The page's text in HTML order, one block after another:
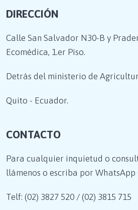
DIRECCIÓN
Calle San Salvador N30-B y
Ecomédica, 1.er Piso.
Detrás del ministerio de
Quito - Ecuador.
CONTACTO
Para cualquier inquietud o
llámenos o escriba por WhatsApp
Telf: (02) 3827 520 / (02) 3815 715